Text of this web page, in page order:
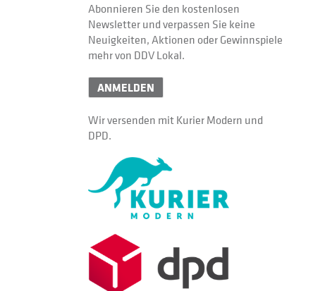
Abonnieren Sie den kostenlosen
Newsletter und verpassen Sie keine
Neuigkeiten, Aktionen oder Gewinnspiele
mehr von DDV Lokal.
ANMELDEN
Wir versenden mit Kurier Modern und
DPD.